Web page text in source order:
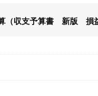
（収支予算書 新版 損